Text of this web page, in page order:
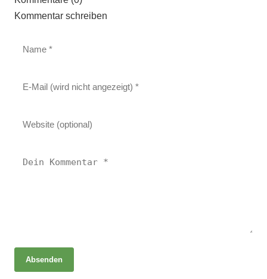
Kommentar schreiben
Absenden
06. Mai 2025